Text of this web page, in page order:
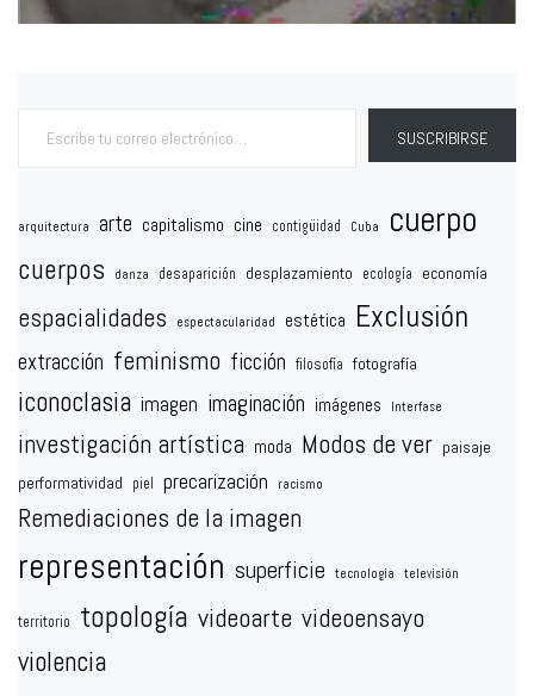
SUSCRIBIRSE
arquitectura arte capitalismo cine contigüidad Cuba cuerpo
cuerpos danza desaparición desplazamiento ecología economía
espacialidades espectacularidad estética Exclusión
extracción feminismo ficción filosofía fotografía
iconoclasia imagen imaginación imágenes Interfase
investigación artística moda Modos de ver paisaje
performatividad
piel precarización racismo
Remediaciones de la imagen
representación superficie tecnología televisión
territorio topología videoarte videoensayo
violencia